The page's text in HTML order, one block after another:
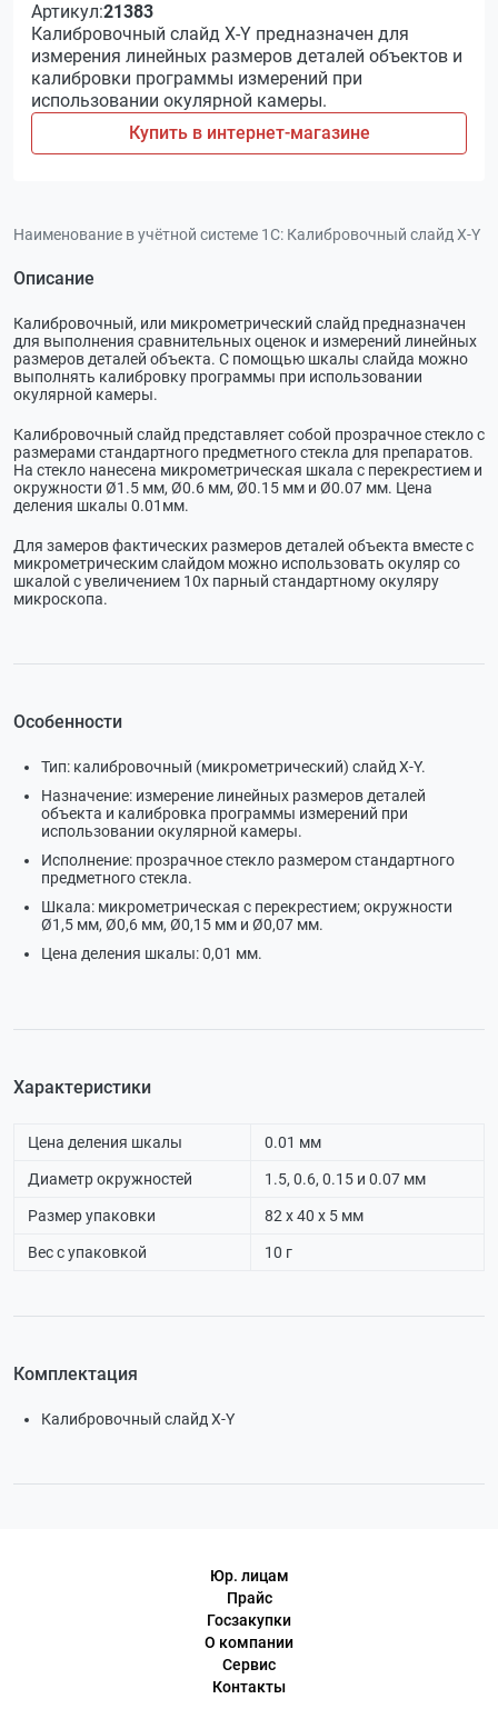
Артикул:21383
Калибровочный слайд X-Y предназначен для
измерения линейных размеров деталей объектов и
калибровки программы измерений при
использовании окулярной камеры.
Купить в интернет-магазине
Наименование в учётной системе 1С: Калибровочный слайд X-Y
Описание
Калибровочный, или микрометрический слайд предназначен
для выполнения сравнительных оценок и измерений линейных
размеров деталей объекта. С помощью шкалы слайда можно
выполнять калибровку программы при использовании
окулярной камеры.
Калибровочный слайд представляет собой прозрачное стекло с
размерами стандартного предметного стекла для препаратов.
На стекло нанесена микрометрическая шкала с перекрестием и
окружности Ø1.5 мм, Ø0.6 мм, Ø0.15 мм и Ø0.07 мм. Цена
деления шкалы 0.01мм.
Для замеров фактических размеров деталей объекта вместе с
микрометрическим слайдом можно использовать окуляр со
шкалой с увеличением 10х парный стандартному окуляру
микроскопа.
Особенности
Тип: калибровочный (микрометрический) слайд X-Y.
Назначение: измерение линейных размеров деталей
объекта и калибровка программы измерений при
использовании окулярной камеры.
Исполнение: прозрачное стекло размером стандартного
предметного стекла.
Шкала: микрометрическая с перекрестием; окружности
Ø1,5 мм, Ø0,6 мм, Ø0,15 мм и Ø0,07 мм.
Цена деления шкалы: 0,01 мм.
Характеристики
Цена деления шкалы 0.01 мм
Диаметр окружностей 1.5, 0.6, 0.15 и 0.07 мм
Размер упаковки 82 х 40 х 5 мм
Вес с упаковкой 10 г
Комплектация
Калибровочный слайд X-Y
Юр. лицам
Прайс
Госзакупки
О компании
Сервис
Контакты